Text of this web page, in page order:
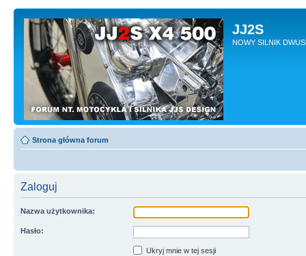
JJ2S
NOWY SILNIK
Strona główna forum
Zaloguj
Nazwa użytkownika:
Hasło:
Ukryj mnie w tej sesji